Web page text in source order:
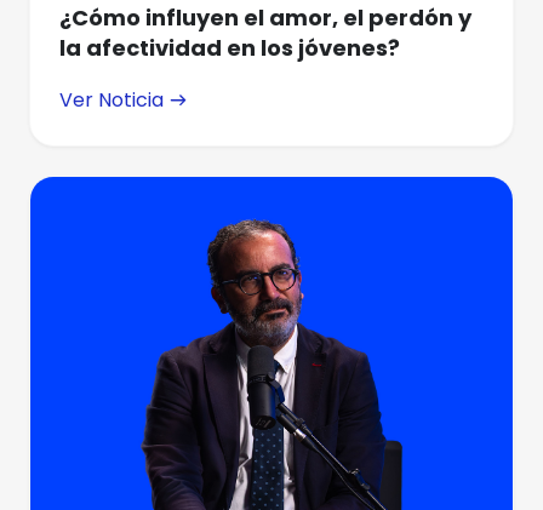
¿Cómo influyen el amor, el perdón y
la afectividad en los jóvenes?
Ver Noticia